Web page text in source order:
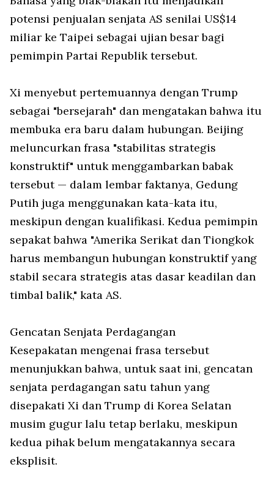
potensi penjualan senjata AS senilai US$14
miliar ke Taipei sebagai ujian besar bagi
pemimpin Partai Republik tersebut.
Xi menyebut pertemuannya dengan Trump
sebagai "bersejarah" dan mengatakan bahwa itu
membuka era baru dalam hubungan. Beijing
meluncurkan frasa "stabilitas strategis
konstruktif" untuk menggambarkan babak
tersebut — dalam lembar faktanya, Gedung
Putih juga menggunakan kata-kata itu,
meskipun dengan kualifikasi. Kedua pemimpin
sepakat bahwa "Amerika Serikat dan Tiongkok
harus membangun hubungan konstruktif yang
stabil secara strategis atas dasar keadilan dan
timbal balik," kata AS.
Gencatan Senjata Perdagangan
Kesepakatan mengenai frasa tersebut
menunjukkan bahwa, untuk saat ini, gencatan
senjata perdagangan satu tahun yang
disepakati Xi dan Trump di Korea Selatan
musim gugur lalu tetap berlaku, meskipun
kedua pihak belum mengatakannya secara
eksplisit.